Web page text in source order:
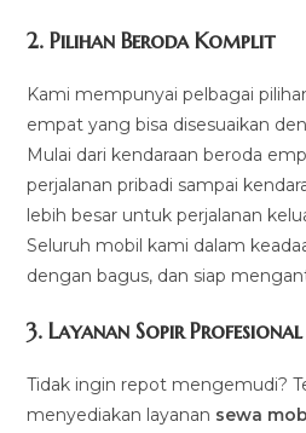
2. Pilihan Beroda Komplit
Kami mempunyai pelbagai
empat yang bisa disesuaikan
Mulai dari kendaraan beroda
perjalanan pribadi sampai
lebih besar untuk perjalanan
Seluruh mobil kami dalam
dengan bagus, dan siap
3.Layanan Sopir Profesional
Tidak ingin repot mengemudi?
menyediakan layanan sewa